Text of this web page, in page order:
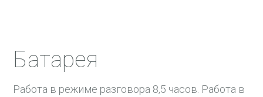
Батарея
Работа в режиме разговора 8,5 часов. Работа в